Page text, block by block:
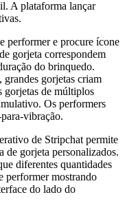
A plataforma lançar
performer e procure ícone
gorjeta correspondem
do brinquedo.
grandes gorjetas criam
gorjetas de múltiplos
Os performers
vibração.
de Stripchat permite
de gorjeta personalizados.
diferentes quantidades
performer mostrando
do lado do